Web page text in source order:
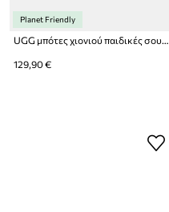
Planet Friendly
UGG μπότες χιονιού παιδικές σουέτ CLASSIC ULTRA MINPLATFORM
129,90 €